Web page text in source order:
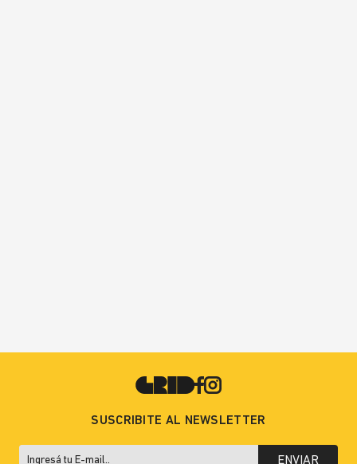
SUSCRIBITE AL NEWSLETTER
ENVIAR